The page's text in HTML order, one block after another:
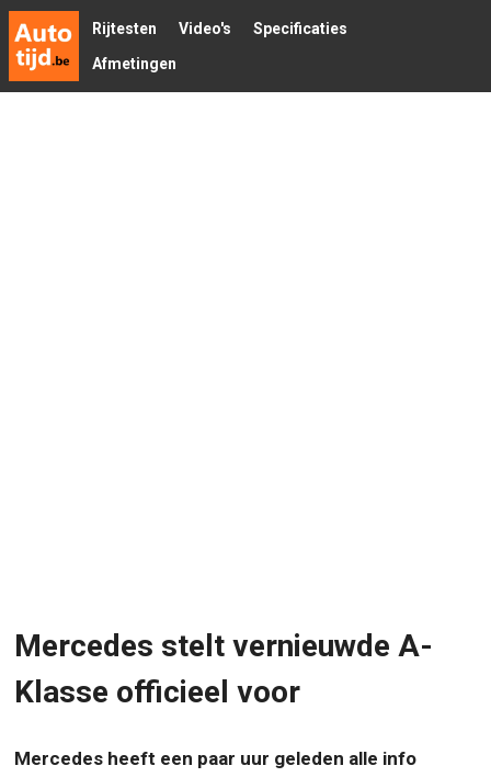
Rijtesten Video's
Specificaties
Afmetingen
Mercedes stelt vernieuwde A-
Klasse officieel voor
Mercedes heeft een paar uur geleden alle info